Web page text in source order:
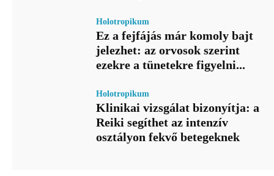
Holotropikum
Ez a fejfájás már komoly bajt
jelezhet: az orvosok szerint
ezekre a tünetekre figyelni...
Holotropikum
Klinikai vizsgálat bizonyítja: a
Reiki segíthet az intenzív
osztályon fekvő betegeknek